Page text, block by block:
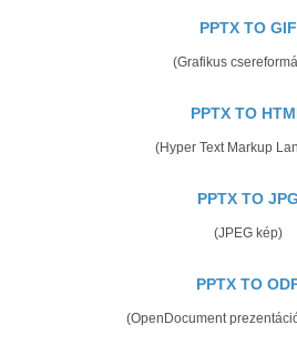
PPTX TO GIF
(Grafikus
PPTX TO
(Hyper Text Markup
PPTX TO JPG
(JPEG kép)
PPTX TO
(OpenDocument